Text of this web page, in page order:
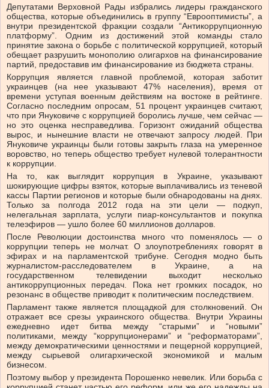
Депутатами Верховной Рады избрались лидеры гражданского
общества, которые объединились в группу “Еврооптимисты”, а
внутри президентской фракции создали “Антикоррупционную
платформу”. Одним из достижений этой команды стало
принятие закона о борьбе с политической коррупцией, который
обещает разрушить монополию олигархов на финансирование
партий, предоставив им финансирование из бюджета страны.
Коррупция является главной проблемой, которая заботит
украинцев (на нее указывают 47% населения), время от
времени уступая военным действиям на востоке в рейтинге.
Согласно последним опросам, 51 процент украинцев считают,
что при Януковиче с коррупцией боролись лучше, чем сейчас —
но это оценка несправедлива. Горизонт ожиданий общества
вырос, и нынешние власти не отвечают запросу людей. При
Януковиче украинцы были готовы закрыть глаза на умеренное
воровство, но теперь общество требует нулевой толерантности
к коррупции.
На то, как выглядит коррупция в Украине, указывают
шокирующие цифры взяток, которые выплачивались из теневой
кассы Партии регионов и которые были обнародованы на днях.
Только за полгода 2012 года на эти цели — подкуп,
нелегальная зарплата, услуги пиар-консультантов и покупка
телеэфиров — ушло более 60 миллионов долларов.
После Революции достоинства много что поменялось — о
коррупции теперь не молчат. О злоупотреблениях говорят в
эфирах и на парламентской трибуне. Сегодня модно быть
журналистом-расследователем в Украине, а на
государственном телевидении выходит несколько
антикоррупционных передач. Пока нет громких посадок, но
резонанс в обществе приводит к политическим последствием.
Парламент также является площадкой для столкновений. Он
отражает все срезы украинского общества. Внутри Украины
ежедневно идет битва между “старыми” и “новыми”
политиками, между “коррупционерами” и “реформаторами”,
между демократическими ценностями и пещерной коррупцией,
между сырьевой олигархической экономикой и малым
бизнесом.
Поэтому выбор у президента Порошенко невелик. Или борьба с